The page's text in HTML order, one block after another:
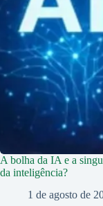
A bolha da IA e a
da inteligência?
1 de agosto de